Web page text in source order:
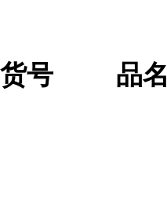
货号 品名